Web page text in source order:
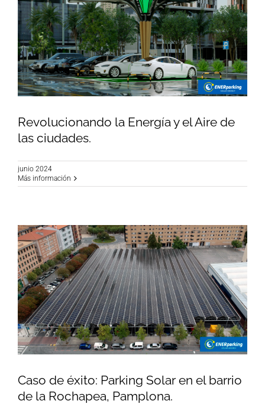
Revolucionando la Energía y el Aire de las
Revolucionando la Energía y el Aire de
las ciudades.
junio 2024
Más información
Caso de éxito: Parking Solar en el barrio
de la Rochapea, Pamplona.